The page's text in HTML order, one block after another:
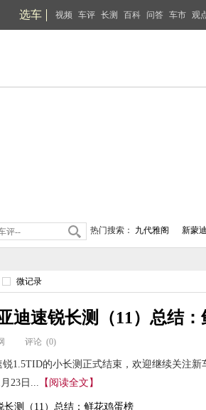
选车 视频 车评 长测 百科 问答 车市 观
热门搜索： 九代雅阁 新蒙
微记录
迪速锐长测（11）总结
评论 (0)
锐1.5TID的小长测正式结束，欢迎继续关注
23日... 【阅读全文】